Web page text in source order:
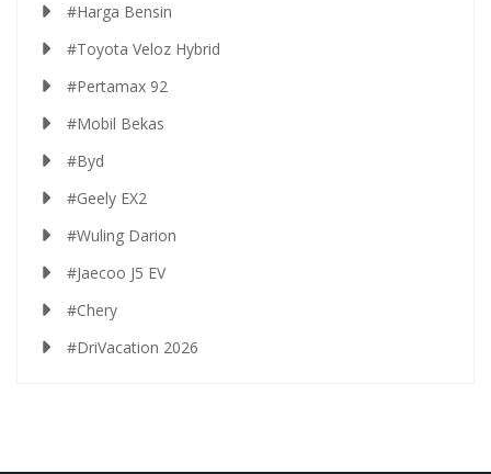
#Harga Bensin
#Toyota Veloz Hybrid
#Pertamax 92
#Mobil Bekas
#Byd
#Geely EX2
#Wuling Darion
#Jaecoo J5 EV
#Chery
#DriVacation 2026